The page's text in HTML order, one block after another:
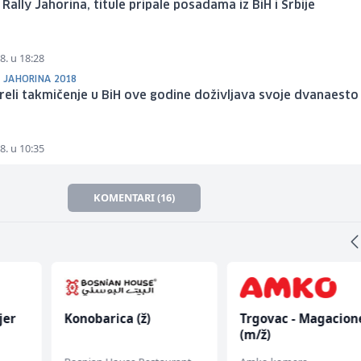
Rally Jahorina, titule pripale posadama iz BiH i Srbije
u 18:28
JAHORINA 2018
takmičenje u BiH ove godine doživljava svoje dvanaesto
u 10:35
KOMENTARI (16)
Konobarica (ž)
Trgovac -
(m/ž)